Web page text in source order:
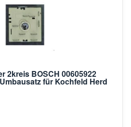
2kreis BOSCH 00605922
für Kochfeld Herd